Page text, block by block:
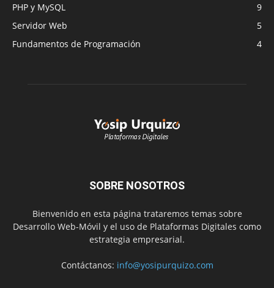
PHP y MySQL
9
Servidor Web
5
Fundamentos de Programación
4
SOBRE NOSOTROS
Bienvenido en esta página trataremos temas sobre
Desarrollo Web-Móvil y el uso de Plataformas Digitales como
estrategia empresarial.
Contáctanos: info@yosipurquizo.com